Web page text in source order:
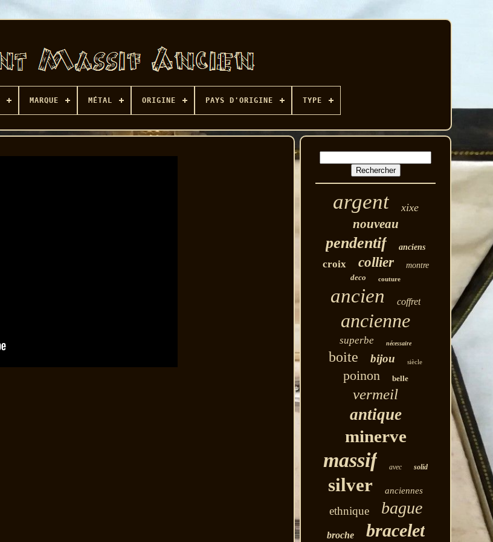
MARQUE MÉTAL ORIGINE PAYS D'ORIGINE TYPE
argent xixe
nouveau
pendentif anciens
croix collier
montre
deco
couture
ancien coffret
ancienne
superbe nécessaire
boite bijou siècle
poinon belle
vermeil
antique
minerve
massif avec solid
silver anciennes
ethnique bague
broche bracelet